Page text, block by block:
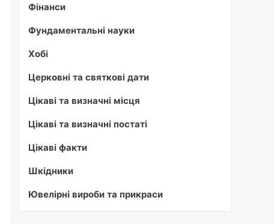
Фінанси
Фундаментальні науки
Хобі
Церковні та святкові дати
Цікаві та визначні місця
Цікаві та визначні постаті
Цікаві факти
Шкідники
Ювелірні вироби та прикраси